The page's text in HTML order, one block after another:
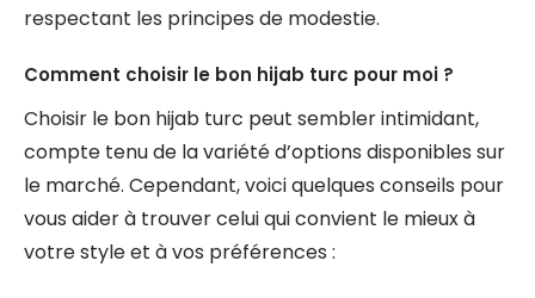
respectant les principes de modestie.
Comment choisir le bon hijab turc pour moi ?
Choisir le bon hijab turc peut sembler intimidant,
compte tenu de la variété d’options disponibles sur
le marché. Cependant, voici quelques conseils pour
vous aider à trouver celui qui convient le mieux à
votre style et à vos préférences :